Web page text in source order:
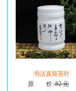
书法直筒茶叶
原 价:82 元